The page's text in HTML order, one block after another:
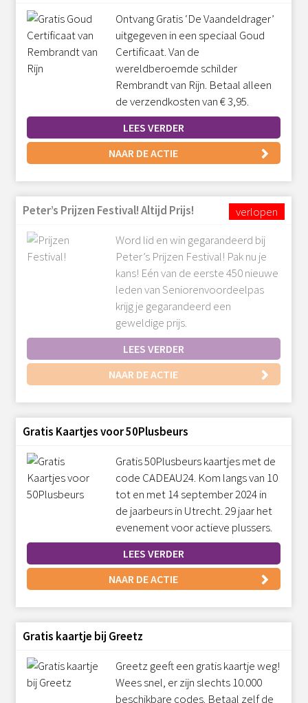
Ontvang Gratis ‘De Vaandeldrager’
uitgegeven in een speciaal Goud
Certificaat. Van de
wereldberoemde schilder
Rembrandt van Rijn. Betaal alleen
de verzendkosten van € 3,95.
LEES VERDER
NAAR DE ACTIE
Peter’s Prijzen Festival! Altijd Prijs!
Word lid en win gegarandeerd bij
Peter’s Prijzen Festival! Pak nu je
kans! Eén van de eerste 450 nieuwe
leden van Seniorenvoordeelpas
krijg je gegarandeerd een
geweldige prijs.
LEES VERDER
NAAR DE ACTIE
Gratis Kaartjes voor 50Plusbeurs
Gratis 50Plusbeurs kaartjes met de
code CADEAU24. Kom langs van 10
tot en met 14 september 2024 in
de jaarbeurs in Utrecht. 29 jaar het
evenement voor actieve plussers.
LEES VERDER
NAAR DE ACTIE
Gratis kaartje bij Greetz
Greetz geeft een gratis kaartje weg!
Wees snel, er zijn slechts 10.000
beschikbare codes. Betaal zelf de